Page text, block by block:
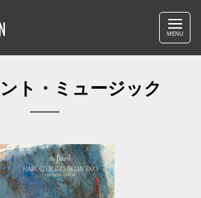
MENU
ト・ミュージック